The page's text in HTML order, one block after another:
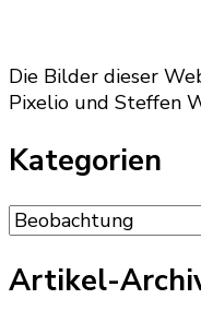
Die Bilder dieser
Pixelio und Steffen
Kategorien
Kategorien
Artikel-